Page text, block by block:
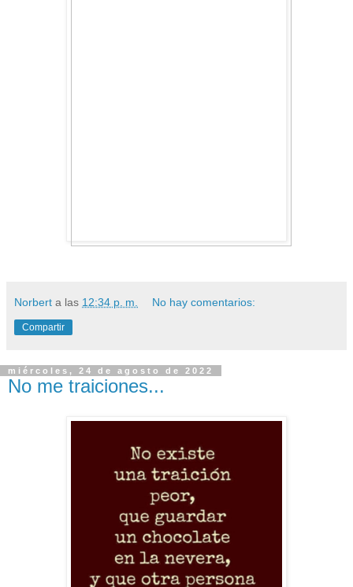
Norbert a las 12:34 p. m. No hay comentarios:
Compartir
miércoles, 24 de agosto de 2022
No me traiciones...